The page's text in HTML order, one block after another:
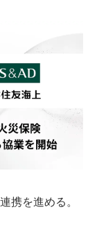
携を進める。